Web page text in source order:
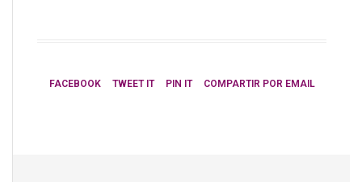
FACEBOOK TWEET IT PIN IT COMPARTIR POR EMAIL